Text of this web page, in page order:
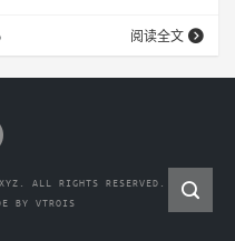
定的策略更新。 只使用
况下会破坏学习信号。
阅读全文
ALL RIGHTS RESERVED.
BY VTROIS